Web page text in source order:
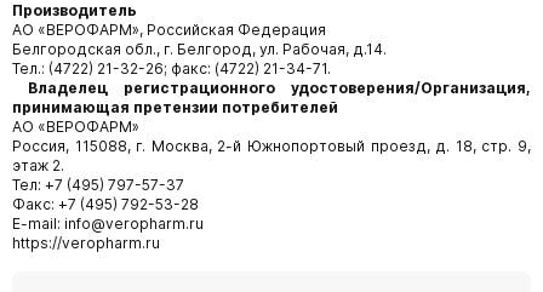
Производитель
АО «ВЕРОФАРМ», Российская Федерация
Белгородская обл., г. Белгород, ул. Рабочая, д.14.
Тел.: (4722) 21-32-26; факс: (4722) 21-34-71.
Владелец регистрационного удостоверения/Организация,
принимающая претензии потребителей
АО «ВЕРОФАРМ»
Россия, 115088, г. Москва, 2-й Южнопортовый проезд, д. 18, стр. 9,
этаж 2.
Тел: +7 (495) 797-57-37
Факс: +7 (495) 792-53-28
E-mail: info@veropharm.ru
https://veropharm.ru